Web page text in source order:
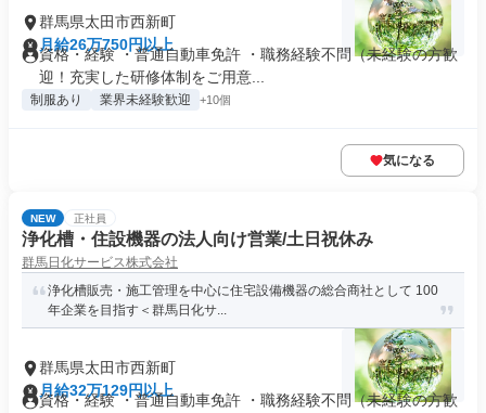
群馬県太田市西新町
月給26万750円以上
資格・経験 ・普通自動車免許 ・職務経験不問（未経験の方歓
迎！充実した研修体制をご用意...
制服あり 業界未経験歓迎 +10個
気になる
NEW 正社員
浄化槽・住設機器の法人向け営業/土日祝休み
群馬日化サービス株式会社
浄化槽販売・施工管理を中心に住宅設備機器の総合商社として 100
年企業を目指す＜群馬日化サ...
群馬県太田市西新町
月給32万129円以上
資格・経験 ・普通自動車免許 ・職務経験不問（未経験の方歓